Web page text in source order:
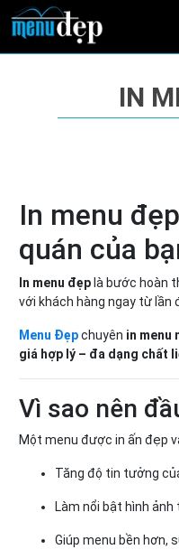
IN
In menu
quán của
In menu đẹp là bước hoàn
với khách hàng ngay từ lần
Menu Đẹpchuyên in menu
giá hợp lý – đa dạng chất
Vì sao nên
Một menu được in ấn đẹp
Tăng độ tin tưởng
Làm nổi bật hình
Giúp menu bền hơn,